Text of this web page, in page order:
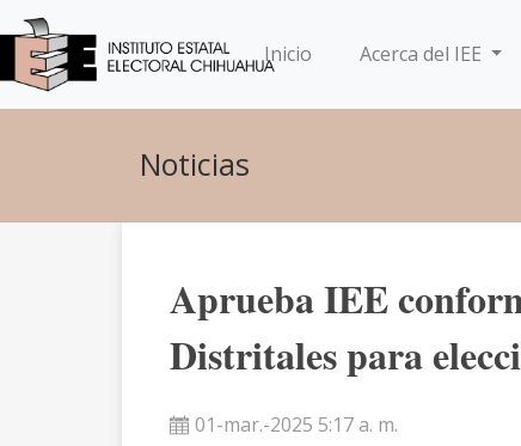
Inicio(current)Acerca del IEE
Noticias
Aprueba IEE
Distritales para
01-mar.-2025 5:17 a. m.